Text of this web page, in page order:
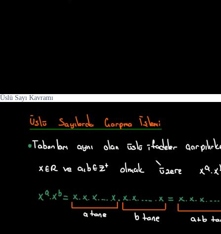
Üslü Sayı Kavramı